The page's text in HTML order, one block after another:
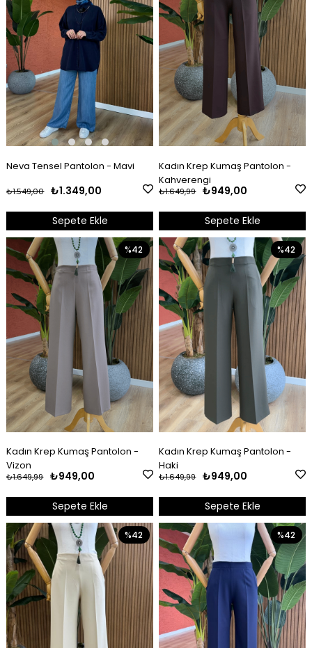
Neva Tensel Pantolon - Mavi
₺1.349,00
₺1.549,00
Sepete Ekle
Kadın Krep Kumaş Pantolon -
Kahverengi
₺949,00
₺1.649,99
Sepete Ekle
Kadın Krep Kumaş Pantolon -
Vizon
₺949,00
₺1.649,99
Sepete Ekle
%42
Kadın Krep Kumaş Pantolon -
Haki
₺949,00
₺1.649,99
Sepete Ekle
%42
%42 %42